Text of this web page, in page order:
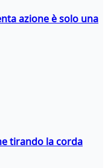
azione è solo una
tirando la corda